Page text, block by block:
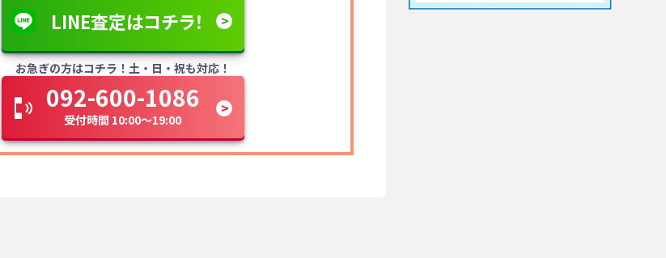
LINE査定はコチラ！
お急ぎの方はコチラ！土・日・祝も対応！
092-600-1086
受付時間 10:00～19:00